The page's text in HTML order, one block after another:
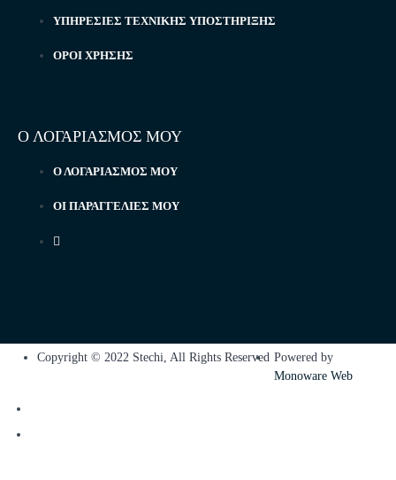
ΥΠΗΡΕΣΊΕΣ ΤΕΧΝΙΚΉΣ ΥΠΟΣΤΉΡΙΞΗΣ
ΌΡΟΙ ΧΡΉΣΗΣ
Ο ΛΟΓΑΡΙΑΣΜΟΣ ΜΟΥ
Ο ΛΟΓΑΡΙΑΣΜΌΣ ΜΟΥ
ΟΙ ΠΑΡΑΓΓΕΛΊΕΣ ΜΟΥ
Copyright © 2022 Stechi, All Rights Reserved Powered by
Monoware Web